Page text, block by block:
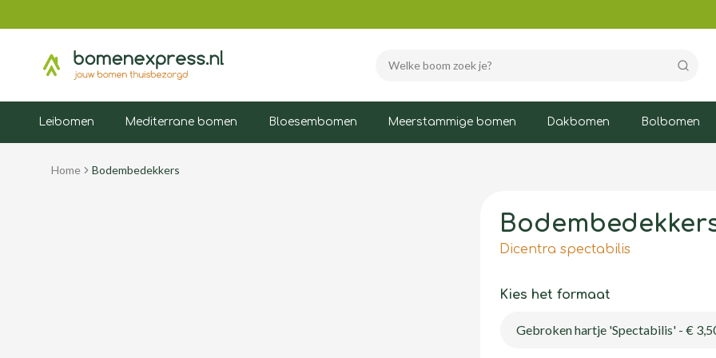
Leibomen Mediterrane bomen Bloesembomen Meerstammige bomen Dakbomen Bolbomen
Home Bodembedekkers
Dicentra spectabilis
Kies het formaat
Gebroken hartje 'Spectabilis' - €